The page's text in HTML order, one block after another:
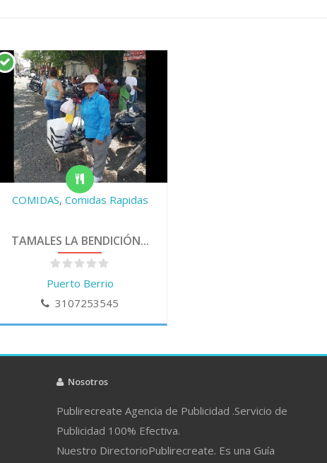
COMIDAS, Comidas Rapidas
TAMALES LA BENDICIÓN...
Puerto Berrio
3107253545
Nosotros
Publirecreate Agencia de Publicidad .Servicio de
Publicidad 100% Efectiva.
Nuestro DirectorioPublirecreate. Es una Guía